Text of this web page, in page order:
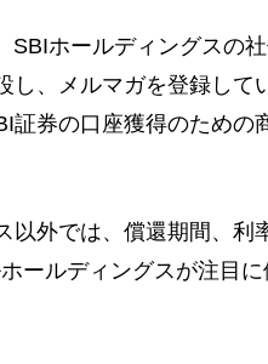
SBIホールディングスの
し、メルマガを登録して
証券の口座獲得のため
以外では、償還期間、利
ールディングスが注目